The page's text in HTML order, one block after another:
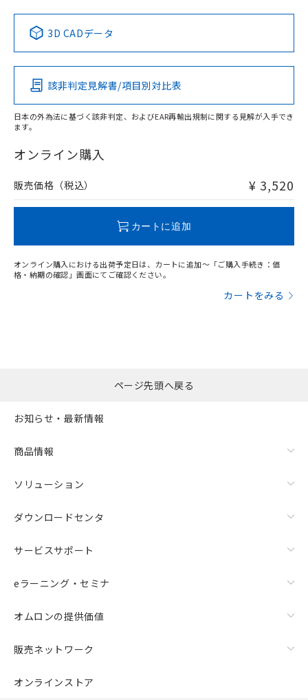
Pb Hg Cd Cr(VI)
O
在庫等で未対応品が混在する可能性があります。
問い合わせください。
3D CADデータ
該非判定見解書/項目別対比表
日本の外為法に基づく該非判定、およびEAR再輸出規制に関する見解が入手でき
ます。
オンライン購入
販売価格（税込） ¥ 3,520
カートに追加
オンライン購入における出荷予定日は、カートに追加～「ご購入手続き：価
格・納期の確認」画面にてご確認ください。
カートをみる
ページ先頭へ戻る
お知らせ・最新情報
商品情報
ソリューション
ダウンロードセンタ
サービスサポート
eラーニング・セミナ
オムロンの提供価値
販売ネットワーク
オンラインストア